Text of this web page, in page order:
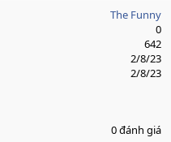
The Funny
0
642
2/8/23
2/8/23
0 đánh giá